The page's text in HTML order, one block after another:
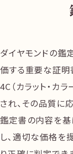
ダイヤモンドの鑑
価する重要な証明
4C（カラット・カ
され、その品質に
鑑定書の内容を基
し、適切な価格を